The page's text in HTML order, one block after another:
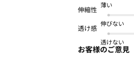
薄い
伸びない
透けない
お客様のご意見